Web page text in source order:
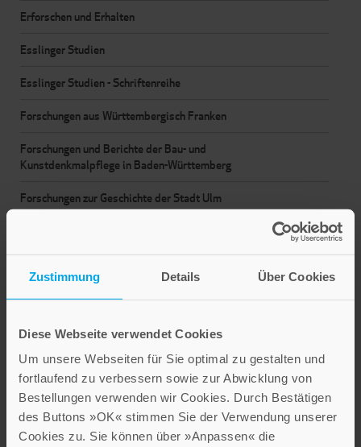
Zustimmung Details Über Cookies
Diese Webseite verwendet Cookies
Um unsere Webseiten für Sie optimal zu gestalten und
fortlaufend zu verbessern sowie zur Abwicklung von
Bestellungen verwenden wir Cookies. Durch Bestätigen
des Buttons »OK« stimmen Sie der Verwendung unserer
Cookies zu. Sie können über »Anpassen« die
Erforschen und Erhalten
Esslinger Studien
Esslinger Studien - Schriftenreihe
Forschungen aus Württembergisch Franken
Forschungen und Berichte der Bau- und
Kunstdenkmalpflege in Baden-Württemberg
Forschungen zur Geschichte der Stadt Ulm
Francia – Digitale Ausgaben
HEILIGE KUNST. Schriften des Diözesanmuseums
Rottenburg.